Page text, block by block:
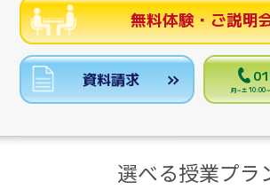
無料体験・ご説明
資料請求 月～土 10:00
選べる授業プラ